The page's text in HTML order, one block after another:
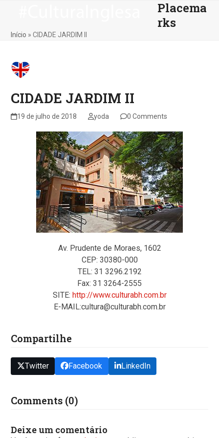
menu
menu
Placema
rks
Início »CIDADE JARDIM II
CIDADE JARDIM II
19 de julho de 2018 yoda 0 Comments
Av. Prudente de Moraes, 1602
CEP: 30380-000
TEL: 31 3296.2192
Fax: 31 3264-2555
SITE: http://www.culturabh.com.br
E-MAIL:cultura@culturabh.com.br
Compartilhe
Twitter Facebook LinkedIn
Comments (0)
Deixe um comentário